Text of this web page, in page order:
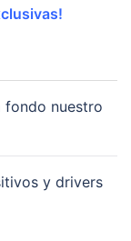
fondo nuestro
y drivers